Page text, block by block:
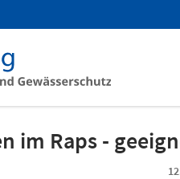
im Raps -